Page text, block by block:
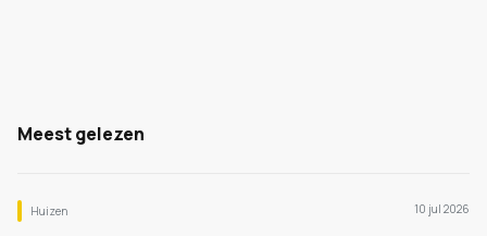
Meest gelezen
Huizen 10 jul 2026